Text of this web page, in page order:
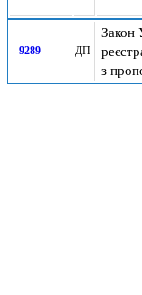
9289 ДП
Закон
з